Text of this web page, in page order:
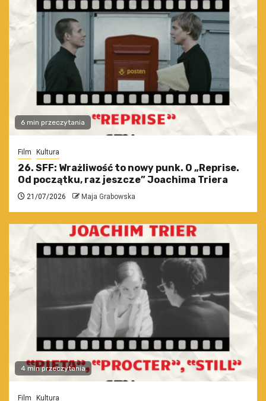
6 min przeczytania
Film Kultura
26. SFF: Wrażliwość to nowy punk. O „Reprise.
Od początku, raz jeszcze” Joachima Triera
21/07/2026 Maja Grabowska
4 min przeczytania
Film Kultura